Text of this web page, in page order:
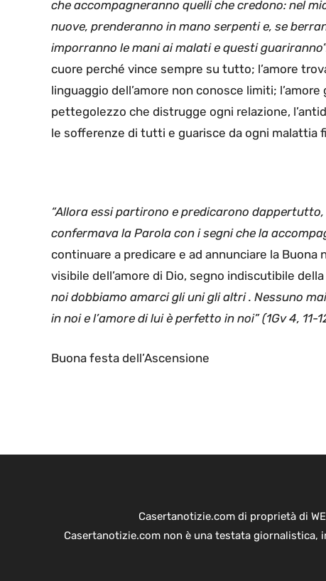
che accompagneranno quelli che credono: nel
nuove, prenderanno in mano serpenti e, se
imporranno le mani ai malati e questi
cuore perché vince sempre su tutto; l’amore
linguaggio dell’amore non conosce limiti;
pettegolezzo che distrugge ogni relazione,
le sofferenze di tutti e guarisce da ogni malattia
“Allora essi partirono e predicarono
confermava la Parola con i segni che la
continuare a predicare e ad annunciare la
visibile dell’amore di Dio, segno indiscutibile
noi dobbiamo amarci gli uni gli altri . Nessuno
in noi e l’amore di lui è perfetto in noi” (1Gv 4, 11-
Buona festa dell’Ascensione
Casertanotizie.com di proprietà di
Casertanotizie.com non è una testata